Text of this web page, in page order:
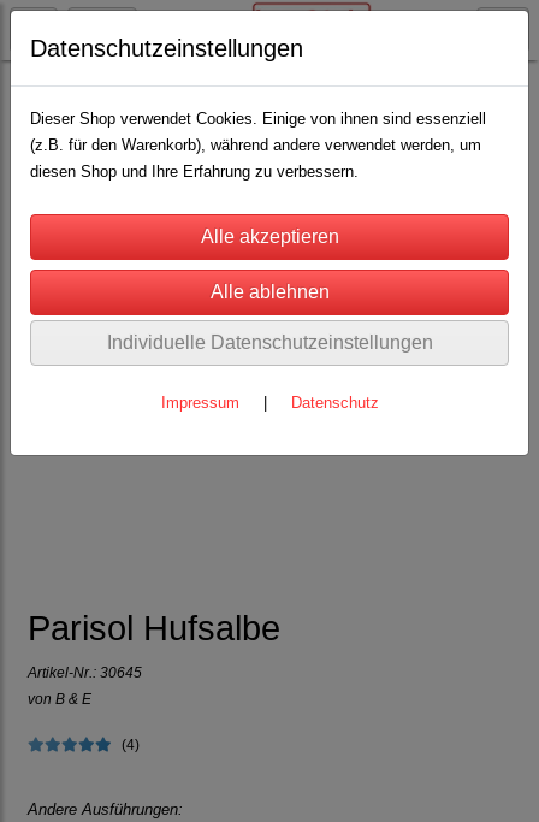
Pferdehaltung Pflegemittel, Desinfektion, Bandagen(12)
Parisol Hufsalbe
Artikel-Nr.: 30645
von B & E
(4)
Andere Ausführungen:
Datenschutzeinstellungen
Dieser Shop verwendet Cookies. Einige von ihnen sind essenziell
(z.B. für den Warenkorb), während andere verwendet werden, um
diesen Shop und Ihre Erfahrung zu verbessern.
Individuelle Datenschutzeinstellungen
Impressum Datenschutz